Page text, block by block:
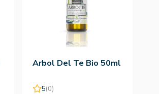
Arbol Del Te Bio 50ml
5(0)